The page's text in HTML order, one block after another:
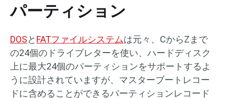
パーティション
DOSと FATファイルシステムは元々、CからZまで
の24個のドライブレターを使い、ハードディスク
上に最大24個のパーティションをサポートするよ
うに設計されていますが、マスターブートレコー
ドに含めることができるパーティションレコード